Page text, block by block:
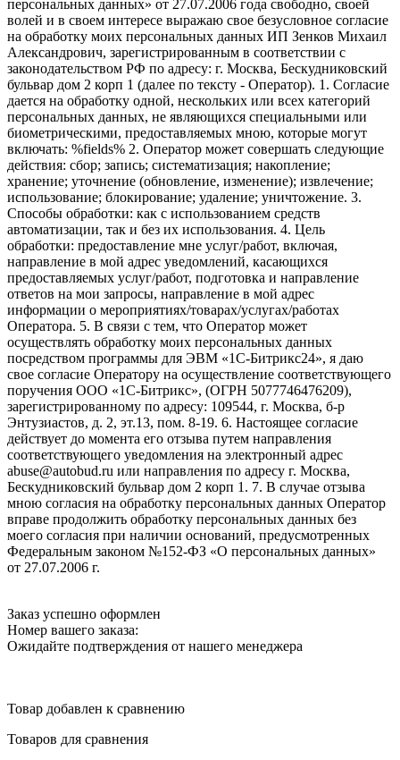
персональных данных» от 27.07.2006 года свободно, своей
волей и в своем интересе выражаю свое безусловное согласие
на обработку моих персональных данных ИП Зенков Михаил
Александрович, зарегистрированным в соответствии с
законодательством РФ по адресу: г. Москва, Бескудниковский
бульвар дом 2 корп 1 (далее по тексту - Оператор). 1. Согласие
дается на обработку одной, нескольких или всех категорий
персональных данных, не являющихся специальными или
биометрическими, предоставляемых мною, которые могут
включать: %fields% 2. Оператор может совершать следующие
действия: сбор; запись; систематизация; накопление;
хранение; уточнение (обновление, изменение); извлечение;
использование; блокирование; удаление; уничтожение. 3.
Способы обработки: как с использованием средств
автоматизации, так и без их использования. 4. Цель
обработки: предоставление мне услуг/работ, включая,
направление в мой адрес уведомлений, касающихся
предоставляемых услуг/работ, подготовка и направление
ответов на мои запросы, направление в мой адрес
информации о мероприятиях/товарах/услугах/работах
Оператора. 5. В связи с тем, что Оператор может
осуществлять обработку моих персональных данных
посредством программы для ЭВМ «1С-Битрикс24», я даю
свое согласие Оператору на осуществление соответствующего
поручения ООО «1С-Битрикс», (ОГРН 5077746476209),
зарегистрированному по адресу: 109544, г. Москва, б-р
Энтузиастов, д. 2, эт.13, пом. 8-19. 6. Настоящее согласие
действует до момента его отзыва путем направления
соответствующего уведомления на электронный адрес
abuse@autobud.ru или направления по адресу г. Москва,
Бескудниковский бульвар дом 2 корп 1. 7. В случае отзыва
мною согласия на обработку персональных данных Оператор
вправе продолжить обработку персональных данных без
моего согласия при наличии оснований, предусмотренных
Федеральным законом №152-ФЗ «О персональных данных»
от 27.07.2006 г.
Заказ успешно оформлен
Номер вашего заказа:
Ожидайте подтверждения от нашего менеджера
Товар добавлен к сравнению
Товаров для сравнения